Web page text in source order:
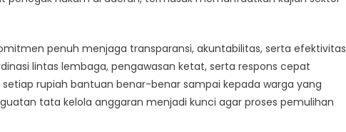
penuh menjaga transparansi, akuntabilitas, serta efektivitas
lintas lembaga, pengawasan ketat, serta respons cepat
rupiah bantuan benar-benar sampai kepada warga yang
tata kelola anggaran menjadi kunci agar proses pemulihan